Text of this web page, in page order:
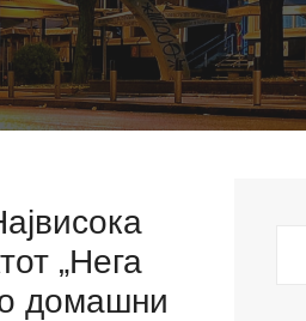
„Нега
домашни